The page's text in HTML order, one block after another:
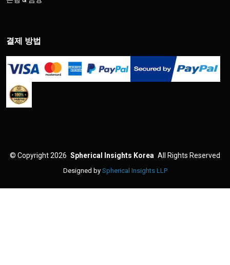
결제 방법
© Copyright 2026 Spherical Insights Korea All Rights Reserved
Designed by Spherical Insights LLP